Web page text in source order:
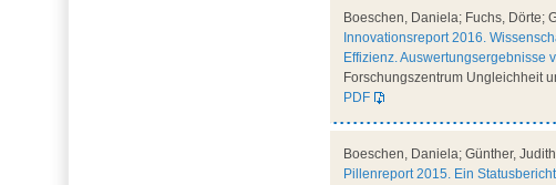
Boeschen, Daniela; Fuchs, Dörte;
Innovationsreport 2016.
Effizienz. Auswertungsergebnisse
Forschungszentrum Ungleichheit
PDF
Boeschen, Daniela; Günther,
Pillenreport 2015. Ein